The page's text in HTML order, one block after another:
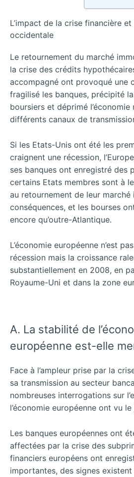
L’impact de la crise financière
occidentale
Le retournement du marché
la crise des crédits
accompagné ont provoqué une
fragilisé les banques, précipité
boursiers et déprimé
différents canaux de
Si les Etats-Unis ont été les
craignent une récession,
ses banques ont enregistré des
certains Etats membres sont à
au retournement de leur
conséquences, et les bourses
encore qu’outre-Atlantique.
L’économie européenne n’est
récession mais la croissance
substantiellement en 2008, en
Royaume-Uni et dans la zone
A. La stabilité de
européenne est-elle
Face à l’ampleur prise par la
sa transmission au secteur
nombreuses interrogations sur
l’économie européenne ont vu le
Les banques européennes ont
affectées par la crise des
financiers européens ont
importantes, des signes existent